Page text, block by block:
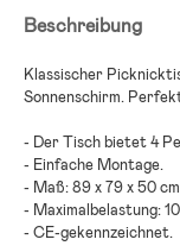
Beschreibung
Klassischer
Sonnenschirm.
- Der Tisch bietet 4
- Einfache Montage.
- Maß: 89 x 79 x 50
- Maximalbelastung:
- CE-gekennzeichnet.